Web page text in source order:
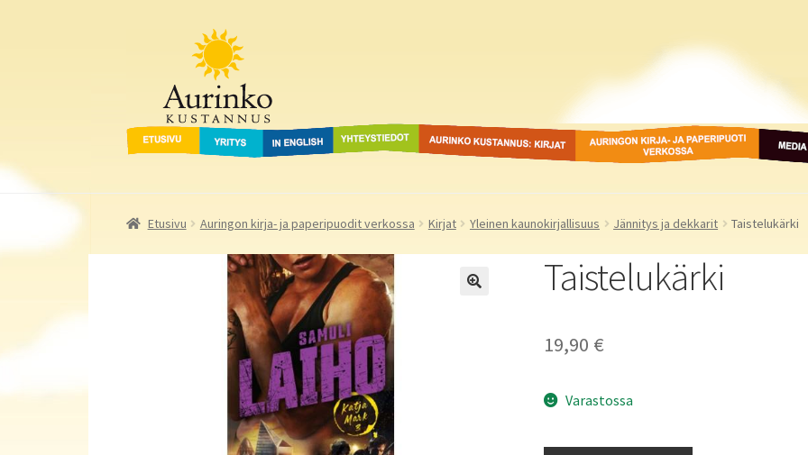
navigointiin
Aurinko Kustannus
Etusivu Yritys In English Yhteystiedot Aurinko Kustannus: kirjat Auringon kirja- ja
paperipuodit verkossa
Media
Etusivu Auringon kirja- ja paperipuodit verkossa Kirjat Yleinen kaunokirjallisuus Jännitys ja dekkarit Taistelukärki
Taistelukärki
19,90 €
Varastossa